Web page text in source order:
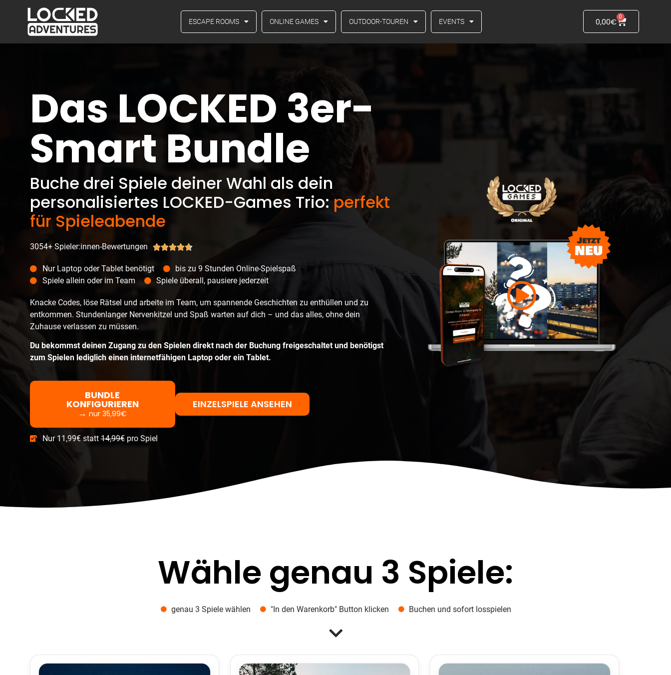
ESCAPE ROOMS ONLINE GAMES OUTDOOR-TOUREN EVENTS 0,00€ 0
Das LOCKED 3er-
Smart Bundle
Buche drei Spiele deiner Wahl als dein
personalisiertes LOCKED-Games Trio: perfekt
für Spieleabende
3054+ Spieler:innen-Bewertungen 
Nur Laptop oder Tablet benötigt
bis zu 9 Stunden Online-Spielspaß
Spiele allein oder im Team
Spiele überall, pausiere jederzeit
Knacke Codes, löse Rätsel und arbeite im Team, um spannende Geschichten zu enthüllen und zu
entkommen. Stundenlanger Nervenkitzel und Spaß warten auf dich – und das alles, ohne dein
Zuhause verlassen zu müssen.
Du bekommst deinen Zugang zu den Spielen direkt nach der Buchung freigeschaltet und benötigst
zum Spielen lediglich einen internetfähigen Laptop oder ein Tablet.
BUNDLE
KONFIGURIEREN
→nur35,99€
EINZELSPIELE ANSEHEN
Nur 11,99€ statt14,99€pro Spiel
Wähle genau 3 Spiele:
genau 3 Spiele wählen "In den Warenkorb" Button klicken Buchen und sofort losspielen